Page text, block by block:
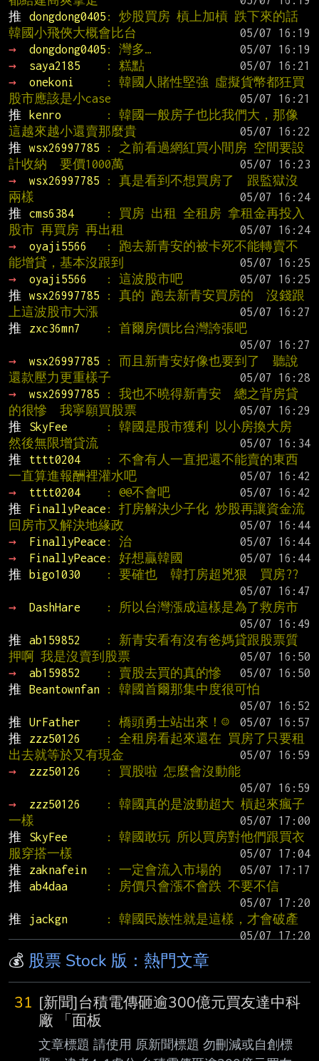
推
dongdong0405 : 炒股買房 槓上加槓 跌下來的話
韓國小飛俠大概會比台
→
dongdong0405 : 灣多…
→
saya2185 : 糕點
→
onekoni
: 韓國人賭性堅強 虛擬貨幣都狂買
股市應該是小case
推
kenro
: 韓國一般房子也比我們大，那像
這越來越小還賣那麼貴
推
wsx26997785
: 之前看過網紅買小間房 空間要設
計收納  要價1000萬
→
wsx26997785
: 真是看到不想買房了  跟監獄沒
兩樣
推
cms6384
: 買房 出租 全租房 拿租金再投入
股市 再買房 再出租
→
oyaji5566
: 跑去新青安的被卡死不能轉賣不
能增貸，基本沒跟到
→
oyaji5566 : 這波股市吧
推
wsx26997785
: 真的 跑去新青安買房的  沒錢跟
上這波股市大漲
推
zxc36mn7
: 首爾房價比台灣誇張吧
→
wsx26997785
: 而且新青安好像也要到了  聽說
還款壓力更重樣子
→
wsx26997785
: 我也不曉得新青安  總之背房貸
的很慘  我寧願買股票
推
SkyFee
: 韓國是股市獲利 以小房換大房
然後無限增貸流
推
tttt0204
: 不會有人一直把還不能賣的東西
一直算進報酬裡灌水吧
→
tttt0204 : @@不會吧
推
FinallyPeace : 打房解決少子化 炒股再讓資金流
回房市又解決地緣政
→
FinallyPeace : 治
→
FinallyPeace : 好想贏韓國
推
bigo1030
: 要確也  韓打房超兇狠  買房??
→
DashHare
: 所以台灣漲成這樣是為了救房市
推
ab159852
: 新青安看有沒有爸媽貸跟股票質
押啊 我是沒賣到股票
→
ab159852 : 賣股去買的真的慘
推
Beantownfan
: 韓國首爾那集中度很可怕
推
UrFather : 橋頭勇士站出來！☺
推
zzz50126
: 全租房看起來還在 買房了只要租
出去就等於又有現金
→
zzz50126
: 買股啦 怎麼會沒動能
→
zzz50126
: 韓國真的是波動超大 槓起來瘋子
一樣
推
SkyFee
: 韓國敢玩 所以買房對他們跟買衣
服穿搭一樣
推
zaknafein : 一定會流入市場的
推
ab4daa
: 房價只會漲不會跌 不要不信
推
jackgn
: 韓國民族性就是這樣，才會破產
💰 股票 Stock 版：熱門文章
31 [新聞]台積電傳砸逾300億元買友達中科
廠 「面板
文章標題 請使用 原新聞標題 勿刪減或自創標